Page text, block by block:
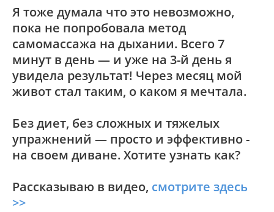
Я тоже думала что это невозможно,
пока не попробовала метод
самомассажа на дыхании. Всего 7
минут в день — и уже на 3-й день я
увидела результат! Через месяц мой
живот стал таким, о каком я мечтала.
Без диет, без сложных и тяжелых
упражнений — просто и эффективно -
на своем диване. Хотите узнать как?
Рассказываю в видео, смотрите здесь
>>